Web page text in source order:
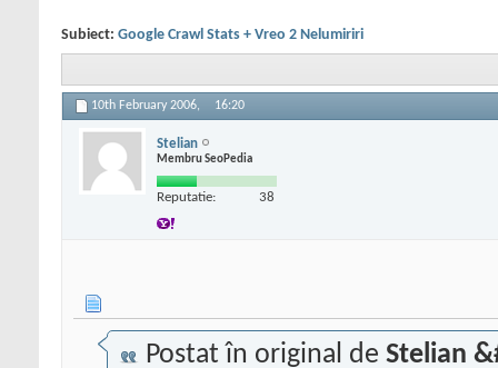
Subiect: Google Crawl Stats + Vreo 2 Nelumiriri
10th February 2006, 16:20
Stelian
Membru SeoPedia
Reputatie: 38
Postat în original de Stelian